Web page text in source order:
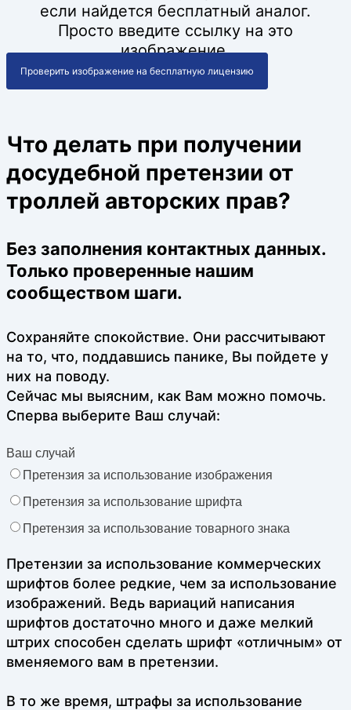
если найдется бесплатный аналог.
Просто введите ссылку на это
изображение.
Проверить изображение на бесплатную лицензию
Что делать при получении
досудебной претензии от
троллей авторских прав?
Без заполнения контактных данных.
Только проверенные нашим
сообществом шаги.
Сохраняйте спокойствие. Они рассчитывают
на то, что, поддавшись панике, Вы пойдете у
них на поводу.
Сейчас мы выясним, как Вам можно помочь.
Сперва выберите Ваш случай:
Ваш случай
Претензия за использование изображения
Претензия за использование шрифта
Претензия за использование товарного знака
Претензии за использование коммерческих
шрифтов более редкие, чем за использование
изображений. Ведь вариаций написания
шрифтов достаточно много и даже мелкий
штрих способен сделать шрифт «отличным» от
вменяемого вам в претензии.
В то же время, штрафы за использование